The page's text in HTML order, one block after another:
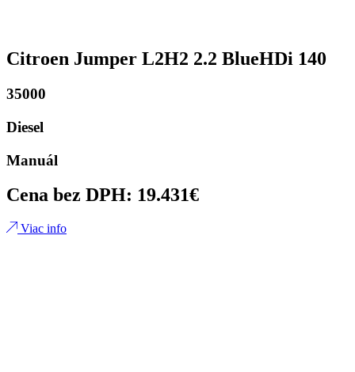
Citroen Jumper L2H2 2.2 BlueHDi 140
35000
Diesel
Manuál
Cena bez DPH: 19.431€
Viac info